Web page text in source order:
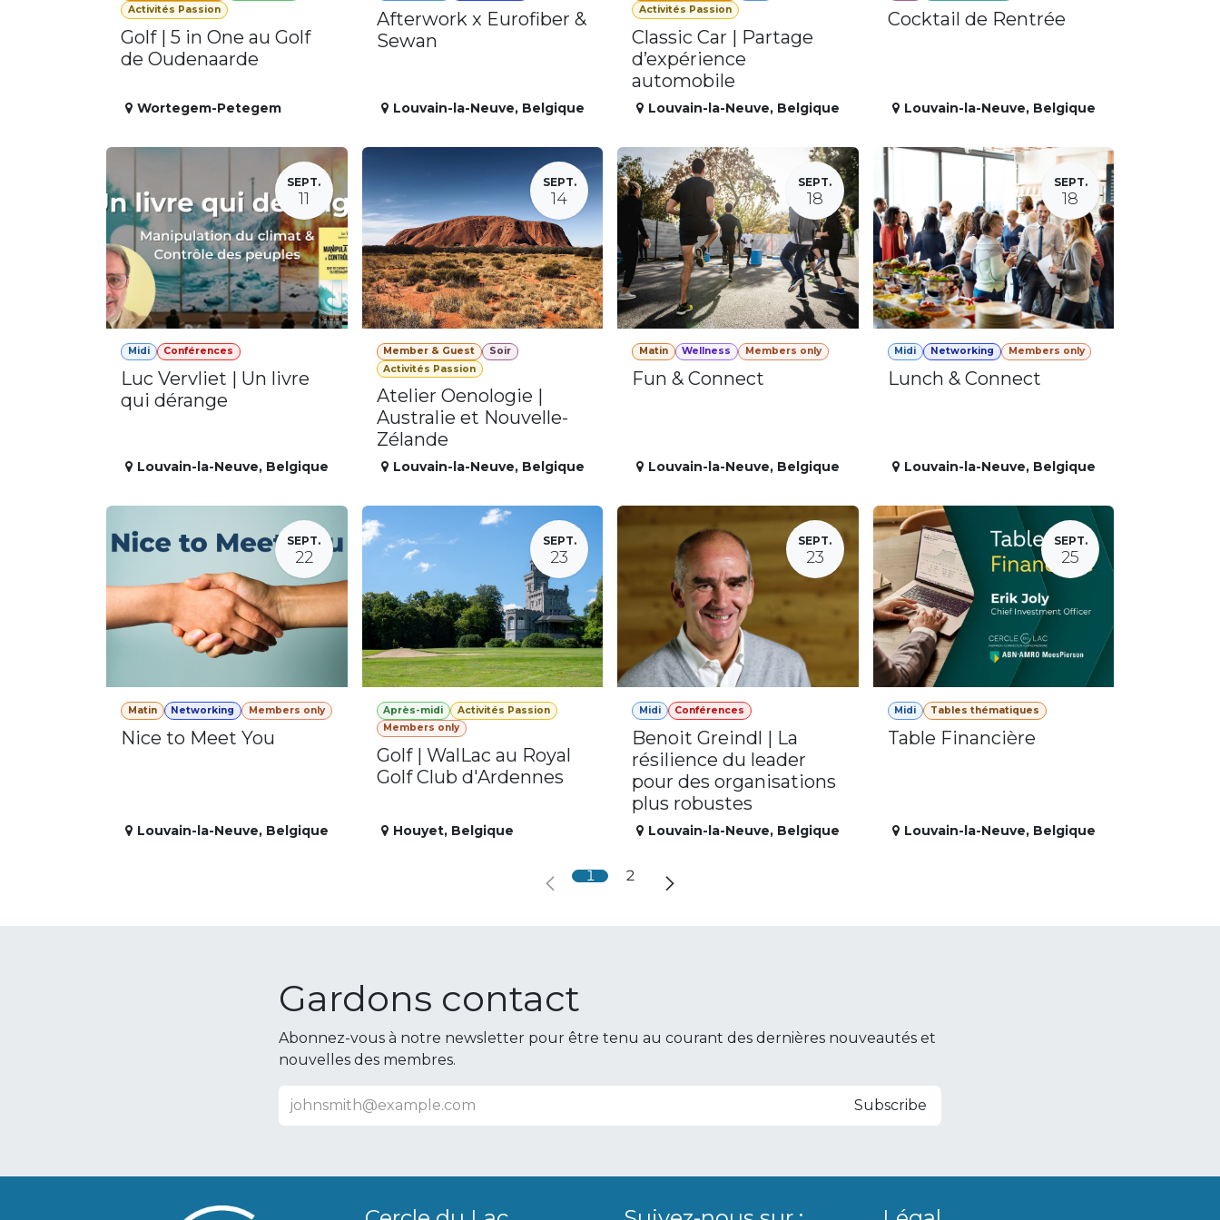
Activités Passion
Golf | 5 in One au Golf
de Oudenaarde
Wortegem-Petegem
Afterwork x Eurofiber &
Sewan
Louvain-la-Neuve, Belgique
Activités Passion
Classic Car | Partage
d’expérience
automobile
Louvain-la-Neuve, Belgique
Cocktail de Rentrée
Louvain-la-Neuve, Belgique
SEPT.
11
Midi Conférences
Luc Vervliet | Un livre
qui dérange
Louvain-la-Neuve, Belgique
SEPT.
14
Member & Guest
Soir
Activités Passion
Atelier Oenologie |
Australie et Nouvelle-
Zélande
Louvain-la-Neuve, Belgique
SEPT.
18
Matin Wellness Members only
Fun & Connect
Louvain-la-Neuve, Belgique
SEPT.
18
Midi Networking Members only
Lunch & Connect
Louvain-la-Neuve, Belgique
SEPT.
22
Matin Networking Members only
Nice to Meet You
Louvain-la-Neuve, Belgique
SEPT.
23
Après-midi
Activités Passion
Members only
Golf | WalLac au Royal
Golf Club d'Ardennes
Houyet, Belgique
SEPT.
23
Midi Conférences
Benoit Greindl | La
résilience du leader
pour des organisations
plus robustes
Louvain-la-Neuve, Belgique
SEPT.
25
Midi Tables thématiques
Table Financière
Louvain-la-Neuve, Belgique
1 2
Gardons contact
Abonnez-vous à notre newsletter pour être tenu au courant des dernières nouveautés et
nouvelles des membres.
Subscribe